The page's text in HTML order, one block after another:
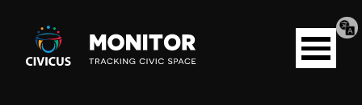
Civicus
Monitor
Open
menu